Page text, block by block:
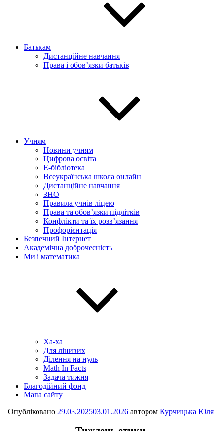
Батькам
Дистанційне навчання
Права і обов’язки батьків
Учням
Новини учням
Цифрова освіта
E-бібліотека
Всеукраїнська школа онлайн
Дистанційне навчання
ЗНО
Правила учнів ліцею
Права та обов’язки підлітків
Конфлікти та їх розв’язання
Профорієнтація
Безпечний Інтернет
Академічна доброчесність
Ми і математика
Ха-ха
Для лінивих
Ділення на нуль
Math In Facts
Задача тижня
Благодійний фонд
Мапа сайту
Опубліковано 29.03.202503.01.2026автором Курчицька Юля